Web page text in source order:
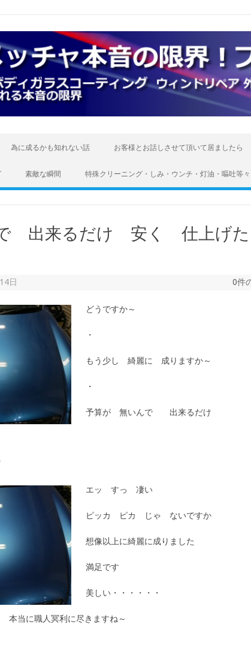
為に成るかも知れない話 お客様とお話しさせて頂いて居ましたら
素敵な瞬間 特殊クリーニング・しみ・ウンチ・灯油・嘔吐等々
出来るだけ 安く 仕上げた
日 0件
どうですか～
・
もう少し 綺麗に 成りますか～
・
予算が 無いんで 出来るだけ
エッ すっ 凄い
ピッカ ピカ じゃ ないですか
想像以上に綺麗に成りました
満足です
美しい・・・・・・
当に職人冥利に尽きますね～